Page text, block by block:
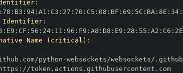
:
: 78 : B3 : 94: A1 : C3 : 27 : 70 : C5 : 08 : BF : 69 : 5C : BA : 8E : 34:
Identifier:
: E9 : CF : 56 : 24: 11 : 96 : F9 : A8 : D8 : E9 : 28 : 55 : A2 : C6 : 2E
Name (critical) :
python-
:
//token.actions.githubusercontent.com